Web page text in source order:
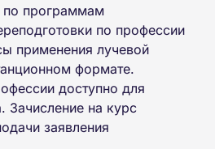
по программам
по профессии
применения лучевой
формате.
доступно для
Зачисление на курс
заявления